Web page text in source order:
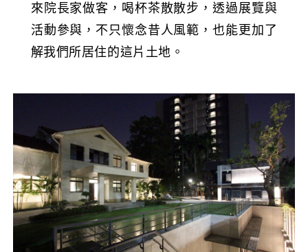
來院長家做客，喝杯茶散散步，透過展覽與
活動參與，不只懷念昔人風範，也能更加了
解我們所居住的這片土地。